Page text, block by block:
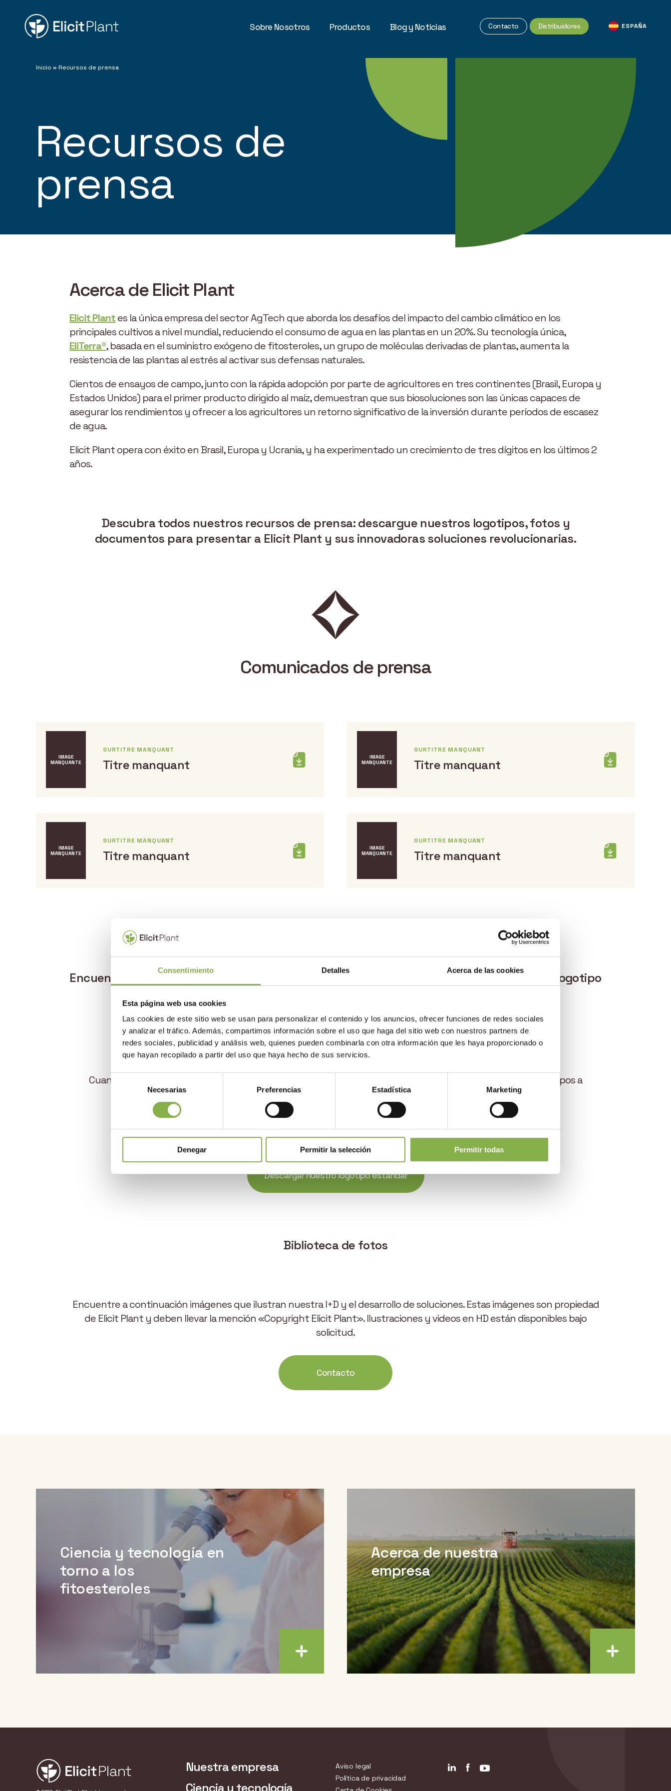
Consentimiento Detalles Acerca de las cookies
Esta página web usa cookies
Las cookies de este sitio web se usan para personalizar el contenido y los anuncios, ofrecer funciones de redes sociales
y analizar el tráfico. Además, compartimos información sobre el uso que haga del sitio web con nuestros partners de
redes sociales, publicidad y análisis web, quienes pueden combinarla con otra información que les haya proporcionado o
que hayan recopilado a partir del uso que haya hecho de sus servicios.
Selección
consentimiento
Necesarias Preferencias Estadística Marketing
Denegar Permitir la selección Permitir todas
Sobre Nosotros Productos Blog y Noticias Contacto Distribuidores ESPAÑA
Inicio » Recursos de prensa
Recursos de
prensa
Acerca de Elicit Plant
Elicit Plantes la única empresa del sector AgTech que aborda los desafíos del impacto del cambio climático en los
principales cultivos a nivel mundial, reduciendo el consumo de agua en las plantas en un 20%. Su tecnología única,
EliTerra®, basada en el suministro exógeno de fitosteroles, un grupo de moléculas derivadas de plantas, aumenta la
resistencia de las plantas al estrés al activar sus defensas naturales.
Cientos de ensayos de campo, junto con la rápida adopción por parte de agricultores en tres continentes (Brasil, Europa y
Estados Unidos) para el primer producto dirigido al maíz, demuestran que sus biosoluciones son las únicas capaces de
asegurar los rendimientos y ofrecer a los agricultores un retorno significativo de la inversión durante períodos de escasez
de agua.
Elicit Plant opera con éxito en Brasil, Europa y Ucrania, y ha experimentado un crecimiento de tres dígitos en los últimos 2
años.
Descubra todos nuestros recursos de prensa: descargue nuestros logotipos, fotos y
documentos para presentar a Elicit Plant y sus innovadoras soluciones revolucionarias.
Comunicados de prensa
IMAGE
MANQUANTE
SURTITRE MANQUANT
Titre manquant
IMAGE
MANQUANTE
SURTITRE MANQUANT
Titre manquant
IMAGE
MANQUANTE
SURTITRE MANQUANT
Titre manquant
IMAGE
MANQUANTE
SURTITRE MANQUANT
Titre manquant
Encuentre una serie de fotos para ilustrar las investigaciones de Elicit Plant, así como el logotipo
Recursos iconográficos
Cuando necesite el logotipo oficial de Elicit Plant para un sitio web o una publicación, utilice uno de los logotipos a
Descargar nuestro logotipo en formato vertical
Descargar nuestro logotipo estándar
Biblioteca de fotos
Encuentre a continuación imágenes que ilustran nuestra I+D y el desarrollo de soluciones. Estas imágenes son propiedad
de Elicit Plant y deben llevar la mención «Copyright Elicit Plant». Ilustraciones y videos en HD están disponibles bajo
solicitud.
Contacto
Ciencia y tecnología en
torno a los
fitoesteroles
Acerca de nuestra
empresa
Nuestra empresa
Ciencia y tecnología
Aviso legal
Política de privacidad